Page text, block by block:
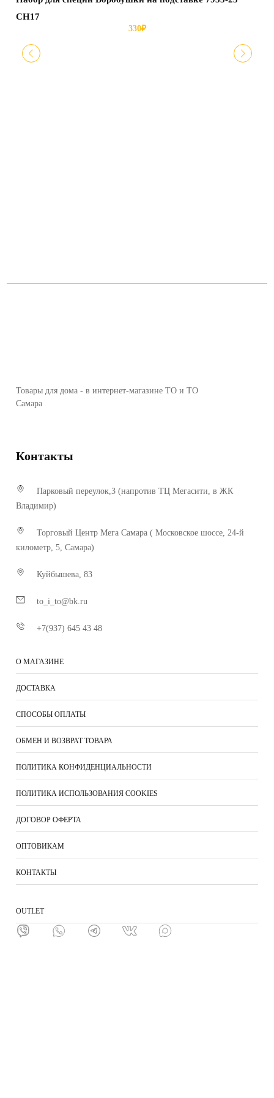
СН17
330₽
Товары для дома - в интернет-магазине ТО и ТО
Самара
Контакты
Парковый переулок,3 (напротив ТЦ Мегасити, в ЖК
Владимир)
Торговый Центр Мега Самара ( Московское шоссе, 24-й
километр, 5, Самара)
Куйбышева, 83
to_i_to@bk.ru
+7(937) 645 43 48
О МАГАЗИНЕ
ДОСТАВКА
СПОСОБЫ ОПЛАТЫ
ОБМЕН И ВОЗВРАТ ТОВАРА
ПОЛИТИКА КОНФИДЕНЦИАЛЬНОСТИ
ПОЛИТИКА ИСПОЛЬЗОВАНИЯ COOKIES
ДОГОВОР ОФЕРТА
ОПТОВИКАМ
КОНТАКТЫ
ОUTLET